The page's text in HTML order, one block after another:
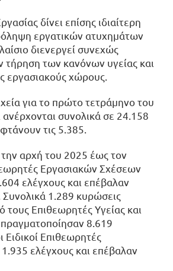
δίνει επίσης ιδιαίτερη
εργατικών ατυχημάτων
διενεργεί συνεχώς
τήρηση των κανόνων υγείας και
εργασιακούς χώρους.
για το πρώτο τετράμηνο του
ανέρχονται συνολικά σε 24.158
τις 5.385.
την αρχή του 2025 έως τον
Εργασιακών Σχέσεων
ελέγχους και επέβαλαν
1.289 κυρώσεις
τους Επιθεωρητές Υγείας και
8.619
Ειδικοί Επιθεωρητές
ελέγχους και επέβαλαν